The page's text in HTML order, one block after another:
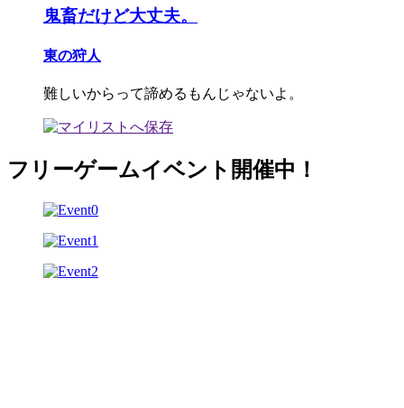
鬼畜だけど大丈夫。
東の狩人
難しいからって諦めるもんじゃないよ。
フリーゲームイベント開催中！